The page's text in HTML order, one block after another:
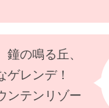
鐘の鳴る丘、
ゲレンデ！
ンテンリゾー